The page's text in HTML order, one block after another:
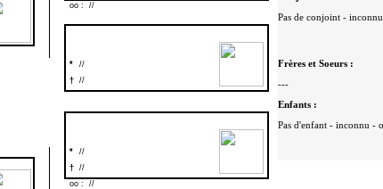
oo : //
*
//
† //
*
//
† //
oo : //